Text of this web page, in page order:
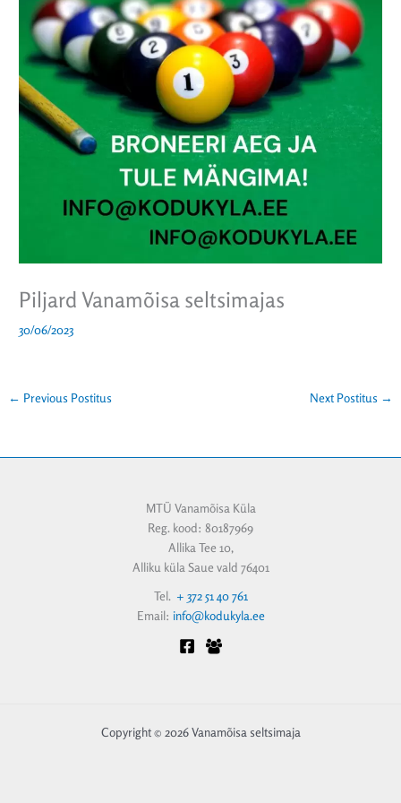
Piljard Vanamõisa seltsimajas
30/06/2023
← Previous Postitus Next Postitus →
MTÜ Vanamõisa Küla
Reg. kood: 80187969
Allika Tee 10,
Alliku küla Saue vald 76401
Tel. + 372 51 40 761
Email: info@kodukyla.ee
Copyright © 2026 Vanamõisa seltsimaja